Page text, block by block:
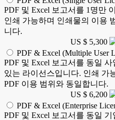
PDF 및 Excel 보고서를 1명만
인쇄 가능하며 인쇄물의 이용
니다.
US $ 5,300
PDF & Excel (Multiple User
PDF 및 Excel 보고서를 동일
있는 라이선스입니다. 인쇄 가
PDF 이용 범위와 동일합니다.
US $ 6,200
PDF & Excel (Enterprise
PDF 및 Excel 보고서를 동일